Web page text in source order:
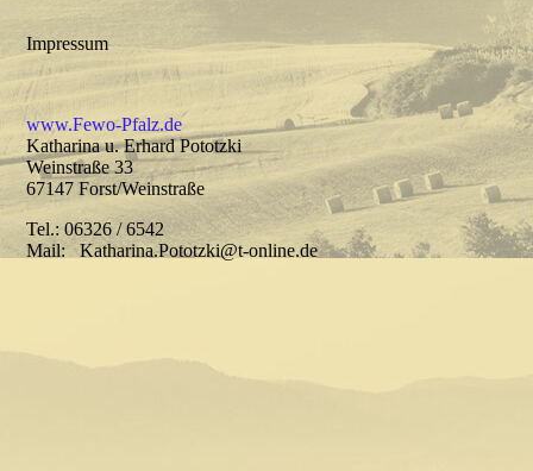
Impressum
www.Fewo-Pfalz.de
Katharina u. Erhard Pototzki
Weinstraße 33
67147 Forst/Weinstraße
Tel.: 06326 / 6542
Mail: Katharina.Pototzki@t-online.de